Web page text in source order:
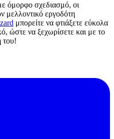
όμορφο σχεδιασμό, οι
μελλοντικό εργοδότη
μπορείτε να φτιάξετε εύκολα
ώστε να ξεχωρίσετε και με το
του!